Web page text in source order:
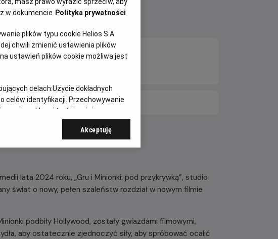
POKAŻ KOLEJNE DNI
lata 2024 roku, „Gru i Minionki: pod przykrywką”, studio
świat o nowy, pełen szaleństw rozdział w nowym filmie
podbiły Hollywood, zostały gwiazdami filmowymi,
aby ostatecznie zjednoczyć siły, aby spróbować ocalić
w dokumencie Polityka prywatności
plików typu cookie Helios S.A.
chwili zmienić ustawienia plików
ustawień plików cookie możliwa jest
celach:Użycie dokładnych
celów identyfikacji. Przechowywanie
reklam i treści, opinie
Akceptuję